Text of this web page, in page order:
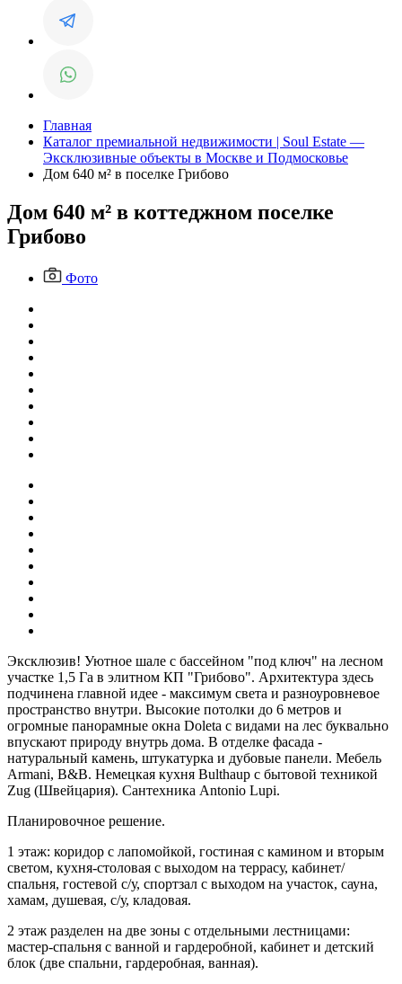
Главная
Каталог премиальной недвижимости | Soul Estate —
Эксклюзивные объекты в Москве и Подмосковье
Дом 640 м² в поселке Грибово
Дом 640 м² в коттеджном поселке
Грибово
Фото
Эксклюзив! Уютное шале с бассейном "под ключ" на лесном
участке 1,5 Га в элитном КП "Грибово". Архитектура здесь
подчинена главной идее - максимум света и разноуровневое
пространство внутри. Высокие потолки до 6 метров и
огромные панорамные окна Doleta с видами на лес буквально
впускают природу внутрь дома. В отделке фасада -
натуральный камень, штукатурка и дубовые панели. Мебель
Armani, B&B. Немецкая кухня Bulthaup с бытовой техникой
Zug (Швейцария). Сантехника Antonio Lupi.
Планировочное решение.
1 этаж: коридор с лапомойкой, гостиная с камином и вторым
светом, кухня-столовая с выходом на террасу, кабинет/
спальня, гостевой с/у, спортзал с выходом на участок, сауна,
хамам, душевая, с/у, кладовая.
2 этаж разделен на две зоны с отдельными лестницами:
мастер-спальня с ванной и гардеробной, кабинет и детский
блок (две спальни, гардеробная, ванная).